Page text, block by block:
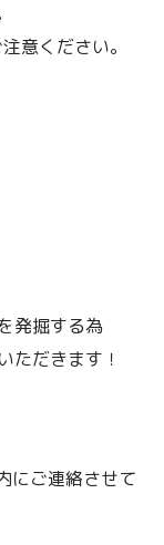
意ください。
発掘する為
ただきます！
にご連絡させて